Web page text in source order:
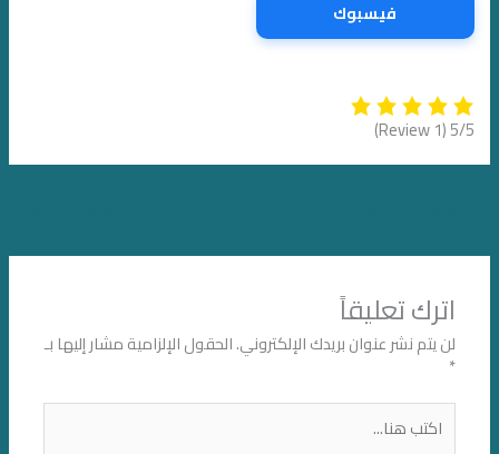
فيسبوك
5/5
(1 Review)
اترك تعليقاً
لن يتم نشر عنوان بريدك الإلكتروني.الحقول الإلزامية مشار إليها بـ
*
اكتب
هنا...